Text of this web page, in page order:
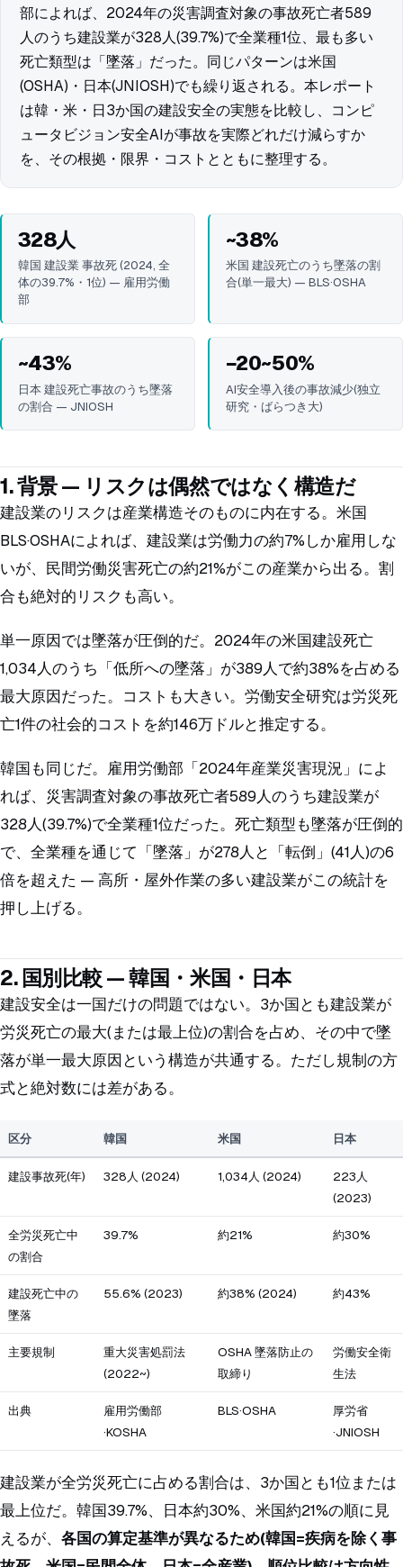
部によれば、2024年の災害調査対象の事故死亡者589
人のうち建設業が328人(39.7%)で全業種1位、最も多い
死亡類型は「墜落」だった。同じパターンは米国
(OSHA)・日本(JNIOSH)でも繰り返される。本レポート
は韓・米・日3か国の建設安全の実態を比較し、コンピ
ュータビジョン安全AIが事故を実際どれだけ減らすか
を、その根拠・限界・コストとともに整理する。
328人
韓国 建設業 事故死 (2024, 全
体の39.7%・1位) — 雇用労働
部
~38%
米国 建設死亡のうち墜落の割
合(単一最大) — BLS·OSHA
~43%
日本 建設死亡事故のうち墜落
の割合 — JNIOSH
−20~50%
AI安全導入後の事故減少(独立
研究・ばらつき大)
1. 背景 — リスクは偶然ではなく構造だ
建設業のリスクは産業構造そのものに内在する。米国
BLS·OSHAによれば、建設業は労働力の約7%しか雇用しな
いが、民間労働災害死亡の約21%がこの産業から出る。割
合も絶対的リスクも高い。
単一原因では墜落が圧倒的だ。2024年の米国建設死亡
1,034人のうち「低所への墜落」が389人で約38%を占める
最大原因だった。コストも大きい。労働安全研究は労災死
亡1件の社会的コストを約146万ドルと推定する。
韓国も同じだ。雇用労働部「2024年産業災害現況」によ
れば、災害調査対象の事故死亡者589人のうち建設業が
328人(39.7%)で全業種1位だった。死亡類型も墜落が圧倒的
で、全業種を通じて「墜落」が278人と「転倒」(41人)の6
倍を超えた — 高所・屋外作業の多い建設業がこの統計を
押し上げる。
2. 国別比較 — 韓国・米国・日本
建設安全は一国だけの問題ではない。3か国とも建設業が
労災死亡の最大(または最上位)の割合を占め、その中で墜
落が単一最大原因という構造が共通する。ただし規制の方
式と絶対数には差がある。
区分 韓国 米国 日本
建設事故死(年) 328人 (2024) 1,034人 (2024)
223人
(2023)
全労災死亡中
の割合
39.7% 約21% 約30%
建設死亡中の
墜落
55.6% (2023) 約38% (2024) 約43%
主要規制
重大災害処罰法
(2022~)
OSHA 墜落防止の
取締り
労働安全衛
生法
出典
雇用労働部
·KOSHA
BLS·OSHA
厚労省
·JNIOSH
建設業が全労災死亡に占める割合は、3か国とも1位または
最上位だ。韓国39.7%、日本約30%、米国約21%の順に見
えるが、 各国の算定基準が異なるため(韓国=疾病を除く事